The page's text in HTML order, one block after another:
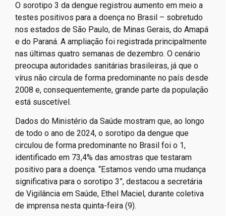
O sorotipo 3 da dengue registrou aumento em meio a
testes positivos para a doença no Brasil – sobretudo
nos estados de São Paulo, de Minas Gerais, do Amapá
e do Paraná. A ampliação foi registrada principalmente
nas últimas quatro semanas de dezembro. O cenário
preocupa autoridades sanitárias brasileiras, já que o
vírus não circula de forma predominante no país desde
2008 e, consequentemente, grande parte da população
está suscetível.
Dados do Ministério da Saúde mostram que, ao longo
de todo o ano de 2024, o sorotipo da dengue que
circulou de forma predominante no Brasil foi o 1,
identificado em 73,4% das amostras que testaram
positivo para a doença. “Estamos vendo uma mudança
significativa para o sorotipo 3”, destacou a secretária
de Vigilância em Saúde, Ethel Maciel, durante coletiva
de imprensa nesta quinta-feira (9).